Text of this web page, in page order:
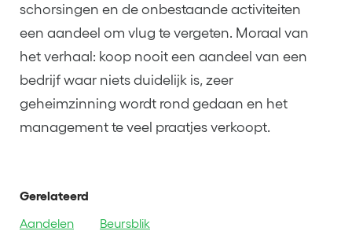
schorsingen en de onbestaande activiteiten
een aandeel om vlug te vergeten. Moraal van
het verhaal: koop nooit een aandeel van een
bedrijf waar niets duidelijk is, zeer
geheimzinning wordt rond gedaan en het
management te veel praatjes verkoopt.
Gerelateerd
Aandelen
Beursblik